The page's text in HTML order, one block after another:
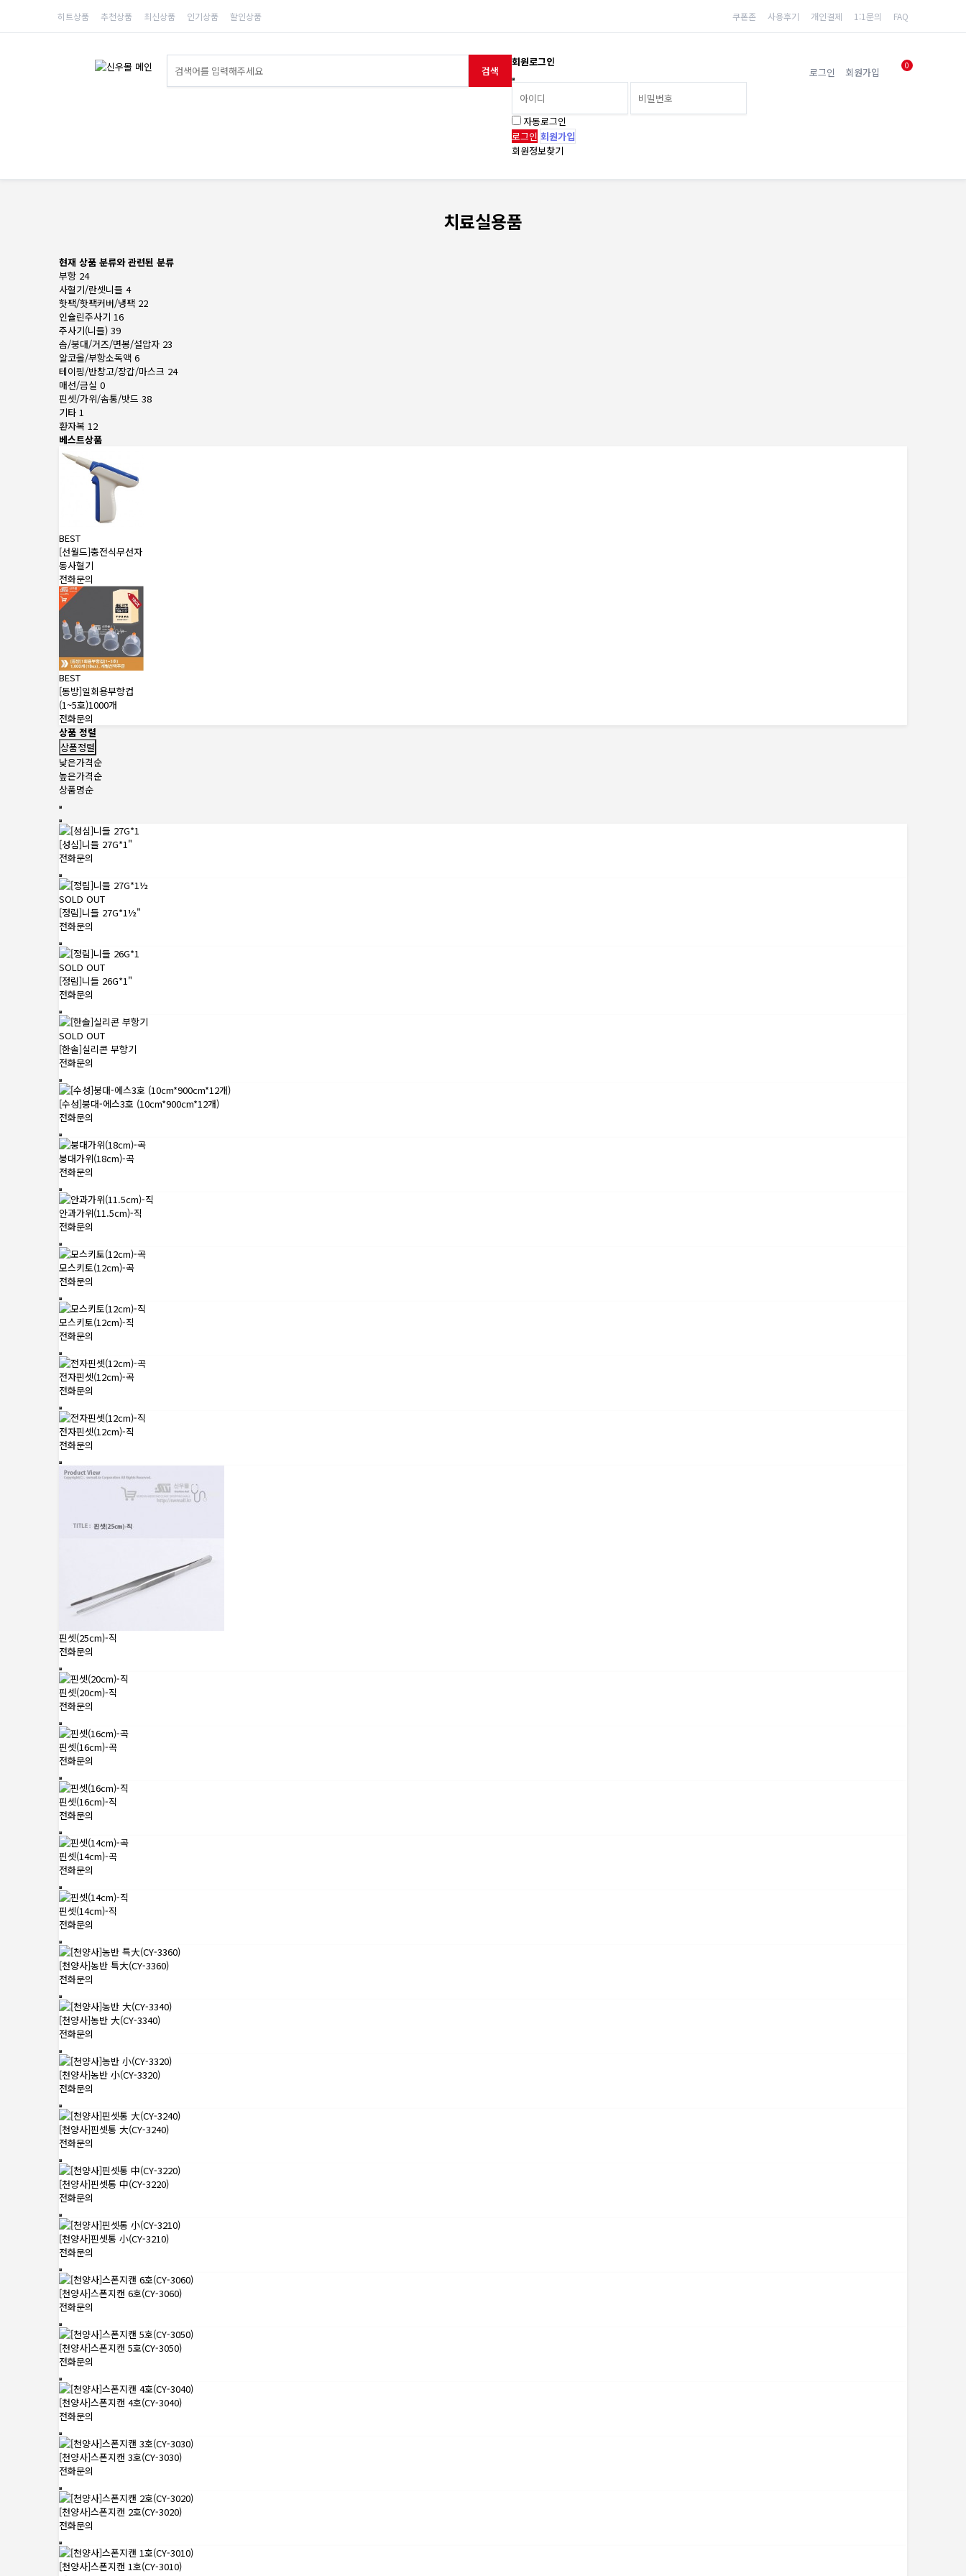
히트상품 추천상품 최신상품 인기상품 할인상품 FAQ
1:1문의
개인결제
사용후기
쿠폰존
검색 로그인 회원가입
0
회원로그인
자동로그인
회원가입
회원정보찾기
치료실용품
현재 상품 분류와 관련된 분류
부항 24
사혈기/란셋니들 4
핫팩/핫팩커버/냉팩 22
인슐린주사기 16
주사기(니들) 39
솜/붕대/거즈/면봉/설압자 23
알코올/부항소독액 6
테이핑/반창고/장갑/마스크 24
매선/금실 0
핀셋/가위/솜통/밧드 38
기타 1
환자복 12
베스트상품
BEST
[선월드]충전식무선자
동사혈기
전화문의
BEST
[동방]일회용부항컵
(1~5호)1000개
전화문의
상품 정렬
상품정렬
낮은가격순
높은가격순
상품명순
[성심]니들 27G*1"
전화문의
SOLD OUT
[정림]니들 27G*1½"
전화문의
SOLD OUT
[정림]니들 26G*1"
전화문의
SOLD OUT
[한솔]실리콘 부항기
전화문의
[수성]붕대-에스3호 (10cm*900cm*12개)
전화문의
붕대가위(18cm)-곡
전화문의
안과가위(11.5cm)-직
전화문의
모스키토(12cm)-곡
전화문의
모스키토(12cm)-직
전화문의
전자핀셋(12cm)-곡
전화문의
전자핀셋(12cm)-직
전화문의
핀셋(25cm)-직
전화문의
핀셋(20cm)-직
전화문의
핀셋(16cm)-곡
전화문의
핀셋(16cm)-직
전화문의
핀셋(14cm)-곡
전화문의
핀셋(14cm)-직
전화문의
[천양사]농반 특大(CY-3360)
전화문의
[천양사]농반 大(CY-3340)
전화문의
[천양사]농반 小(CY-3320)
전화문의
[천양사]핀셋통 大(CY-3240)
전화문의
[천양사]핀셋통 中(CY-3220)
전화문의
[천양사]핀셋통 小(CY-3210)
전화문의
[천양사]스폰지캔 6호(CY-3060)
전화문의
[천양사]스폰지캔 5호(CY-3050)
전화문의
[천양사]스폰지캔 4호(CY-3040)
전화문의
[천양사]스폰지캔 3호(CY-3030)
전화문의
[천양사]스폰지캔 2호(CY-3020)
전화문의
[천양사]스폰지캔 1호(CY-3010)